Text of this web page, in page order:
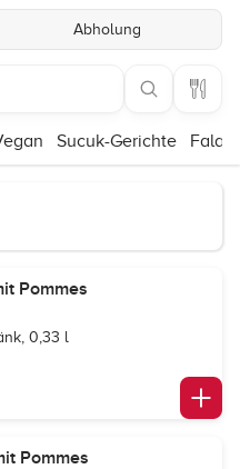
Abholung
Sucuk-Gerichte
Pommes
0,33 l
Pommes